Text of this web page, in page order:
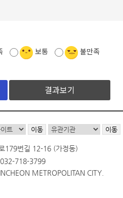
보통
불만족
결과보기
179번길 12-16 (가정동)
718-3799
METROPOLITAN CITY.